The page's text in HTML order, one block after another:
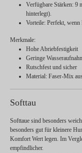
Verfügbare Stärken: 9
hinterlegt).
Vorteile: Perfekt, wenn
Merkmale:
Hohe Abriebfestigkeit
Geringe
Rutschfest und sicher
Material: Faser-Mix
Softtau
Softtaue sind besonders
besonders gut für kleinere
Komfort Wert legen. Im
empfindlicher.